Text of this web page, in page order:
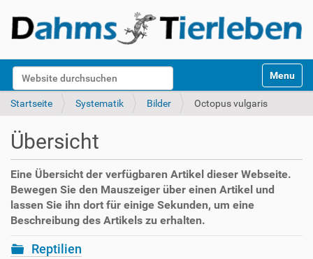
Website durchsuchen
k
Toggle
Startseite Systematik Bilder Octopus vulgaris
Übersicht
Eine Übersicht der verfügbaren Artikel dieser Webseite.
Bewegen Sie den Mauszeiger über einen Artikel und
lassen Sie ihn dort für einige Sekunden, um eine
Beschreibung des Artikels zu erhalten.
Reptilien